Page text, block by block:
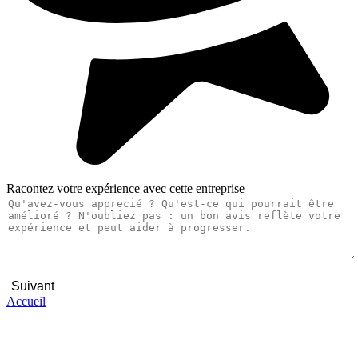
Racontez votre expérience avec cette entreprise
Suivant
Accueil